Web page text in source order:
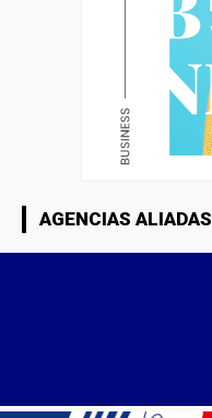
AGENCIAS ALIADAS